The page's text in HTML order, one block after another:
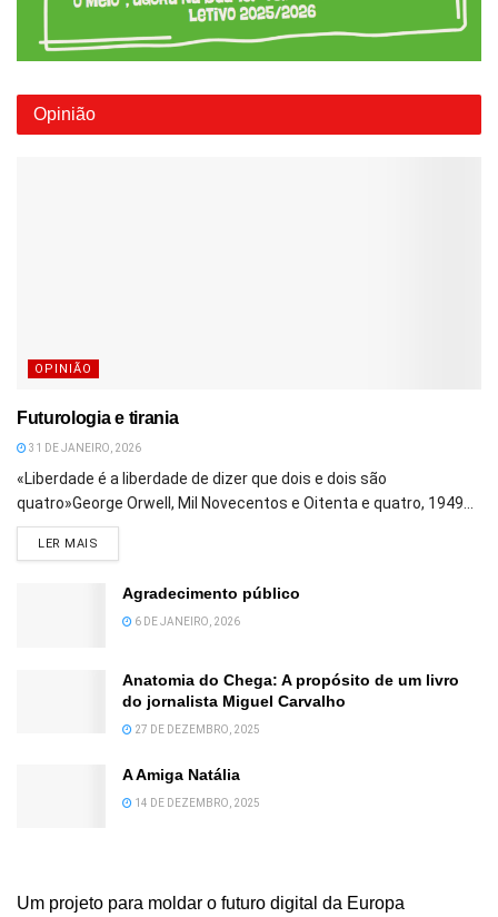
Opinião
OPINIÃO
Futurologia e tirania
31 DE JANEIRO, 2026
«Liberdade é a liberdade de dizer que dois e dois são
quatro»George Orwell, Mil Novecentos e Oitenta e quatro, 1949...
LER MAIS
Agradecimento público
6 DE JANEIRO, 2026
Anatomia do Chega: A propósito de um livro
do jornalista Miguel Carvalho
27 DE DEZEMBRO, 2025
A Amiga Natália
14 DE DEZEMBRO, 2025
Um projeto para moldar o futuro digital da Europa